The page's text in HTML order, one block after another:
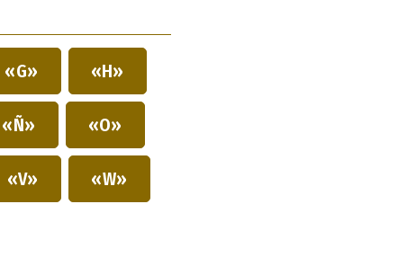
«G» «H»
«Ñ» «O»
«V» «W»